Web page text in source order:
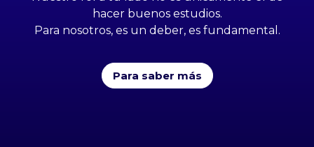
hacer buenos estudios.
Para nosotros, es un deber, es fundamental.
Para saber más